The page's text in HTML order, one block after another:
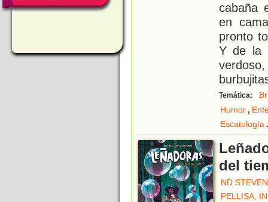
cabaña
en
pronto
Y de la
Temática:
Humor,
Escatología
del
ND
PELLISA,